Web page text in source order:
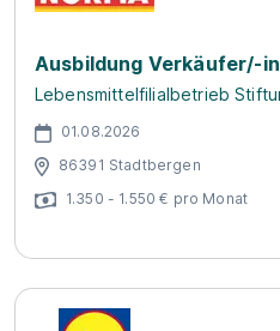
Ausbildung Verkäufer/-in
Lebensmittelfilialbetrieb
01.08.2026
86391 Stadtbergen
1.350 - 1.550 € pro Monat